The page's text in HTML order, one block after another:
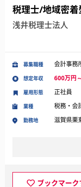
税理士/地域密着
浅井税理士法人
募集職種 会計事務
想定年収 600万円
業種 税務・会
勤務地 滋賀県栗
雇用形態 正社員
ブックマーク